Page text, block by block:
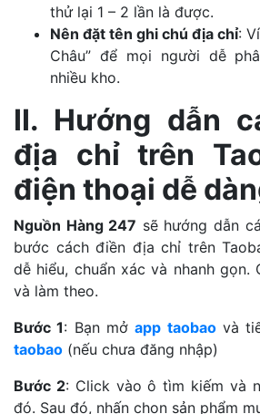
thử lại 1 – 2 lần là được.
Nên đặt tên ghi chú địa chỉ:
Châu” để mọi người dễ
nhiều kho.
II. Hướng dẫn
địa chỉ trên
điện thoại dễ
Nguồn Hàng 247 sẽ hướng dẫn
bước cách điền địa chỉ trên
dễ hiểu, chuẩn xác và nhanh gọn.
và làm theo.
Bước 1: Bạn mởapp taobaovà
taobao (nếu chưa đăng nhập)
Bước 2: Click vào ô tìm kiếm và
đó. Sau đó, nhấn chọn sản phẩm